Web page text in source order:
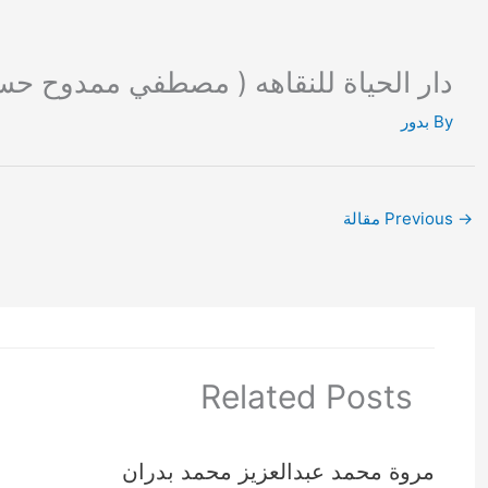
دار الحياة للنقاهه ( مصطفي ممدوح
By بدور
→
Related Posts
مروة محمد عبدالعزيز محمد بدران